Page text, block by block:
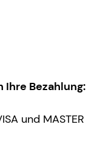
Bezahlung:
und MASTER